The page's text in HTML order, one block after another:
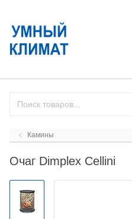
Камины
Очаг Dimplex Cellini